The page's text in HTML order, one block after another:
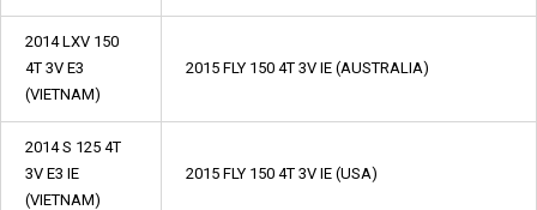
2014 LXV 150
4T 3V E3
(VIETNAM)
2015 FLY 150 4T 3V IE (AUSTRALIA)
2014 S 125 4T
3V E3 IE
(VIETNAM)
2015 FLY 150 4T 3V IE (USA)